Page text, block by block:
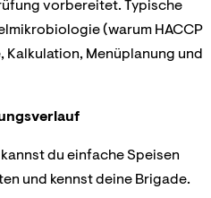
vorbereitet. Typische
(warum HACCP
Menüplanung und
du einfache Speisen
und kennst deine Brigade.